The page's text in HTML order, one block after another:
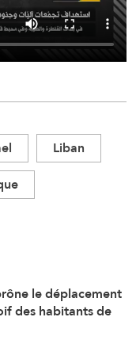
Liban
le déplacement
des habitants de